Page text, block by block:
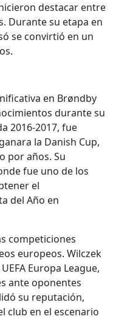
destacar entre
Durante su etapa en
se convirtió en un
en Brøndby
durante su
2016-2017, fue
la Danish Cup,
por años. Su
fue uno de los
el
del Año en
competiciones
europeos. Wilczek
Europa League,
ante oponentes
su reputación,
club en el escenario